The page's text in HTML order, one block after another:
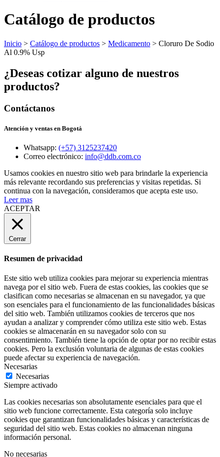
Catálogo de productos
Inicio > Catálogo de productos > Medicamento > Cloruro De Sodio
Al 0.9% Usp
¿Deseas cotizar alguno de nuestros
productos?
Contáctanos
Atención y ventas en Bogotá
Whatsapp: (+57) 3125237420
Correo electrónico: info@ddb.com.co
Usamos cookies en nuestro sitio web para brindarle la experiencia
más relevante recordando sus preferencias y visitas repetidas. Si
continua con la navegación, consideramos que acepta este uso.
Leer mas
ACEPTAR
Cerrar
Resumen de privacidad
Este sitio web utiliza cookies para mejorar su experiencia mientras
navega por el sitio web. Fuera de estas cookies, las cookies que se
clasifican como necesarias se almacenan en su navegador, ya que
son esenciales para el funcionamiento de las funcionalidades básicas
del sitio web. También utilizamos cookies de terceros que nos
ayudan a analizar y comprender cómo utiliza este sitio web. Estas
cookies se almacenarán en su navegador solo con su
consentimiento. También tiene la opción de optar por no recibir estas
cookies. Pero la exclusión voluntaria de algunas de estas cookies
puede afectar su experiencia de navegación.
Necesarias
Necesarias
Siempre activado
Las cookies necesarias son absolutamente esenciales para que el
sitio web funcione correctamente. Esta categoría solo incluye
cookies que garantizan funcionalidades básicas y características de
seguridad del sitio web. Estas cookies no almacenan ninguna
información personal.
No necesarias